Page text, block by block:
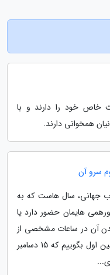
خاص خود را دارند و با
همخوانی دارند.
سرو آن
جهانی، سال هاست که به
هایمان حضور دارد یا
آن در ساعات مشخصی از
روز اعتیاد دارند. اگر هم اطلاع ندارید، همین اول بگوییم که 15 دسامبر